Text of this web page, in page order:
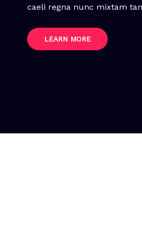
caeli regna nunc mixtam
LEARN MORE